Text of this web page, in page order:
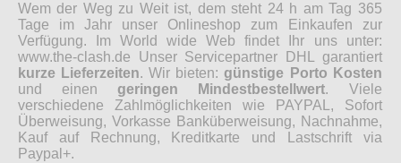
Wem der Weg zu Weit ist, dem steht 24 h am Tag 365
Tage im Jahr unser Onlineshop zum Einkaufen zur
Verfügung. Im World wide Web findet Ihr uns unter:
www.the-clash.de Unser Servicepartner DHL garantiert
kurze Lieferzeiten. Wir bieten:günstige Porto Kosten
und einengeringen Mindestbestellwert. Viele
verschiedene Zahlmöglichkeiten wie PAYPAL, Sofort
Überweisung, Vorkasse Banküberweisung, Nachnahme,
Kauf auf Rechnung, Kreditkarte und Lastschrift via
Paypal+.